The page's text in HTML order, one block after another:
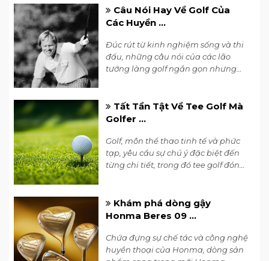
Chất liệu da tổng hợp dẻo nhưng vô
cùng chắc chắn của túi golf với tay cầm
đầy đặn và logo dập nổi tinh tế tạo nên sự
sang trọng và đẳng cấp. Với lớp vải bên
ngoài và lớp lót đều làm từ các vật liệu
thân thiện với môi trường và êm ái,
Hàn Quốcmang lại sự thoải mái và an tâm
khi sử dụng.
2. Thông số chi tiết
Tên sản phẩm: Túi Pouch Eighteen H
Double Pocket Essential BW
Thương hiệu: Eighteen H
Xuất xứ: Hàn Quốc
Chất liệu: Lớp vải bên ngoài: 100%
polyurethane
lớp lót: 100% polyester
biến.
Câu Nói Hay Về Golf Của
Các Huyền ...
Đúc rút từ kinh nghiệm sống và thi
đấu, những câu nói của các lão
tướng làng golf ngắn gọn nhưng
thoại golfer ngay dưới đây.
Tất Tần Tật Về Tee Golf Mà
Golfer ...
Golf, môn thể thao tinh tế và phức
tạp, yêu cầu sự chú ý đặc biệt đến
từng chi tiết, trong đó tee golf đóng
quả. Dưới đây là những điều tất
yếu mà bạn nên biết về tee golf.
Khám phá dòng gậy
Honma Beres 09 ...
Chứa đựng sự chế tác và công nghệ
huyền thoại của Honma, dòng sản